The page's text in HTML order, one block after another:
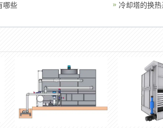
哪些
冷却塔的换